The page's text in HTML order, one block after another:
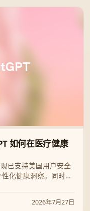
如何在医疗健康
已支持美国用户安全
化健康洞察。同时，
耕报道并优化运营。
直化转型，改变我们的
2026年7月27日